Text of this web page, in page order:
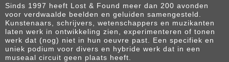
Sinds 1997 heeft Lost & Found meer dan 200 avonden
voor verdwaalde beelden en geluiden samengesteld.
Kunstenaars, schrijvers, wetenschappers en muzikanten
laten werk in ontwikkeling zien, experimenteren of tonen
werk dat (nog) niet in hun oeuvre past. Een specifiek en
uniek podium voor divers en hybride werk dat in een
museaal circuit geen plaats heeft.